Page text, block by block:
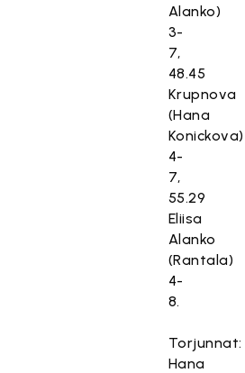
Alanko)
3-
7,
48.45
Krupnova
(Hana
Konickova)
4-
7,
55.29
Eliisa
Alanko
(Rantala)
4-
8.
Torjunnat:
Hana